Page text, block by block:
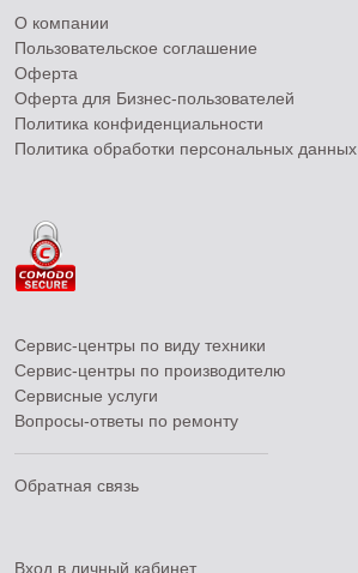
О компании
Пользовательское соглашение
Оферта
Оферта для Бизнес-пользователей
Политика конфиденциальности
Политика обработки персональных данных
Сервис-центры по виду техники
Сервис-центры по производителю
Сервисные услуги
Вопросы-ответы по ремонту
Обратная связь
Вход в личный кабинет